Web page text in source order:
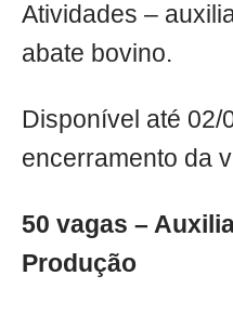
Atividades –
abate bovino.
Disponível até 02/
encerramento da
50 vagas –
Produção